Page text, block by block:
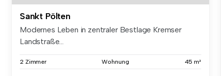
Sankt Pölten
Modernes Leben in zentraler Bestlage Kremser
Landstraße...
2 Zimmer Wohnung 45 m²